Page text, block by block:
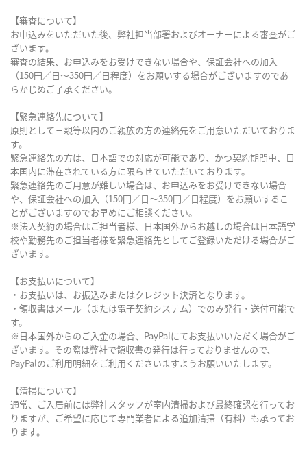
【審査について】
お申込みをいただいた後、弊社担当部署およびオーナーによる審査がご
ざいます。
審査の結果、お申込みをお受けできない場合や、保証会社への加入
（150円／日～350円／日程度）をお願いする場合がございますのであ
らかじめご了承ください。
【緊急連絡先について】
原則として三親等以内のご親族の方の連絡先をご用意いただいておりま
す。
緊急連絡先の方は、日本語での対応が可能であり、かつ契約期間中、日
本国内に滞在されている方に限らせていただいております。
緊急連絡先のご用意が難しい場合は、お申込みをお受けできない場合
や、保証会社への加入（150円／日～350円／日程度）をお願いするこ
とがございますのでお早めにご相談ください。
※法人契約の場合はご担当者様、日本国外からお越しの場合は日本語学
校や勤務先のご担当者様を緊急連絡先としてご登録いただける場合がご
ざいます。
【お支払いについて】
・お支払いは、お振込みまたはクレジット決済となります。
・領収書はメール（または電子契約システム）でのみ発行・送付可能で
す。
※日本国外からのご入金の場合、PayPalにてお支払いいただく場合がご
ざいます。その際は弊社で領収書の発行は行っておりませんので、
PayPalのご利用明細をご利用くださいますようお願いいたします。
【清掃について】
通常、ご入居前には弊社スタッフが室内清掃および最終確認を行ってお
りますが、ご希望に応じて専門業者による追加清掃（有料）も承ってお
ります。